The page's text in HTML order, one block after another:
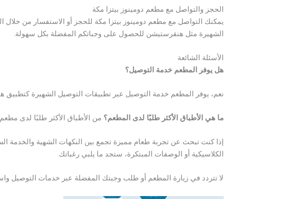
الحجز والتواصل مع مطعم دومينوز بيتزا مكة
يمكنك التواصل مع مطعم دومينوز بيتزا مكة للحجز أو الاستفسار من خلال
الشهيرة مثل هنقرستيشن للحصول على وجباتكم المفضلة بكل سهولة.
الأسئلة الشائعة
هل يوفر المطعم خدمة التوصيل؟
نعم، يوفر المطعم خدمة التوصيل عبر تطبيقات التوصيل الشهيرة كتطبيق
ما هي الأطباق الأكثر طلبًا لدى المطعم؟ من الأطباق الأكثر طلبًا لدى
إذا كنت تبحث عن تجربة طعام مميزة تجمع بين النكهات الشهية والخدمة
الكلاسيكية أو الوصفات المبتكرة، ستجد ما يلبي رغباتك.
لا تتردد في زيارة المطعم أو طلب وجبتك المفضلة عبر خدمات التوصيل